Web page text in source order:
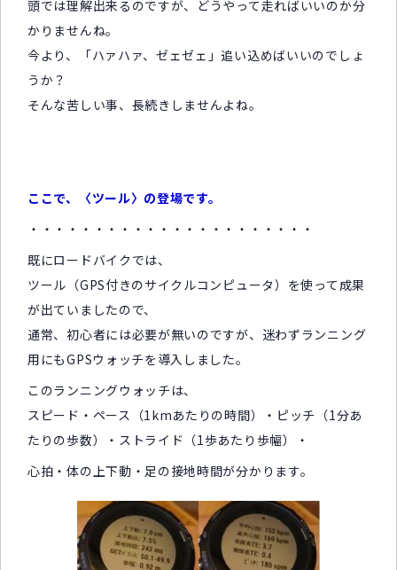
頭では理解出来るのですが、どうやって走ればいいのか分
かりませんね。
今より、「ハァハァ、ゼェゼェ」追い込めばいいのでしょ
うか？
そんな苦しい事、長続きしませんよね。
ここで、〈ツール〉の登場です。
・・・・・・・・・・・・・・・・・・・・・・
既にロードバイクでは、
ツール（GPS付きのサイクルコンピュータ）を使って成果
が出ていましたので、
通常、初心者には必要が無いのですが、迷わずランニング
用にもGPSウォッチを導入しました。
このランニングウォッチは、
スピード・ペース（1kmあたりの時間）・ピッチ（1分あ
たりの歩数）・ストライド（1歩あたり歩幅）・
心拍・体の上下動・足の接地時間が分かります。